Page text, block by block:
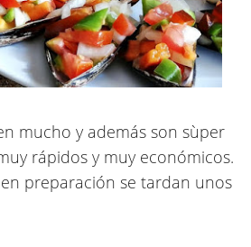
mucho y además son sùper
rápidos y muy económicos.
preparación se tardan unos